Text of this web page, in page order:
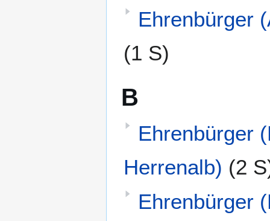
Ehrenbürger
(1 S)
B
Ehrenbürger
Herrenalb) (2
Ehrenbürger